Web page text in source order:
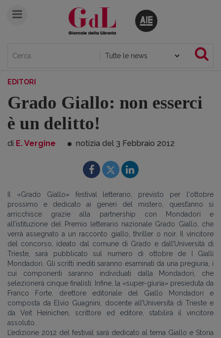
EDITORI
Grado Giallo: non esserci
è un delitto!
di E. Vergine notizia del 3 Febbraio 2012
Il «Grado Giallo» festival letterario, previsto per l'ottobre
prossimo e dedicato ai generi del mistero, quest’anno si
arricchisce grazie alla partnership con Mondadori e
all’istituzione del Premio letterario nazionale Grado Giallo, che
verrà assegnato a un racconto giallo, thriller o noir. Il vincitore
del concorso, ideato dal comune di Grado e dall’Università di
Trieste, sarà pubblicato sul numero di ottobre de I Gialli
Mondadori. Gli scritti inediti saranno esaminati da una pregiuria, i
cui componenti saranno individuati dalla Mondadori, che
selezionerà cinque finalisti. Infine, la «super-giuria» presieduta da
Franco Forte, direttore editoriale del Giallo Mondadori e
composta da Elvio Guagnini, docente all’Università di Trieste e
da Veit Heinichen, scrittore ed editore, stabilirà il vincitore
assoluto.
L’edizione 2012 del festival sarà dedicato al tema Giallo e Storia